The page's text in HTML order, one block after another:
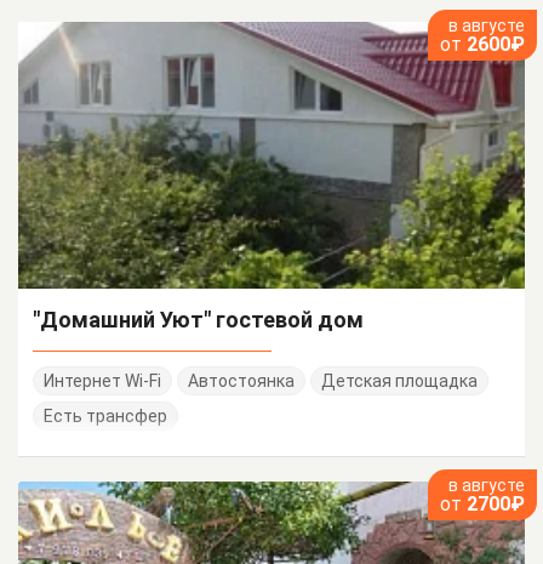
в августе
от 2600₽
"Домашний Уют" гостевой дом
Интернет Wi-Fi Автостоянка
Детская площадка
Есть трансфер
в августе
от 2700₽